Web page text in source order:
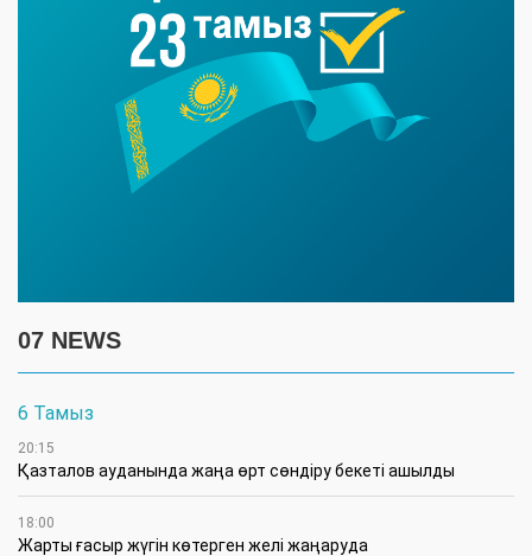
07 NEWS
6 Тамыз
20:15
Қазталов ауданында жаңа өрт сөндіру бекеті ашылды
18:00
Жарты ғасыр жүгін көтерген желі жаңаруда